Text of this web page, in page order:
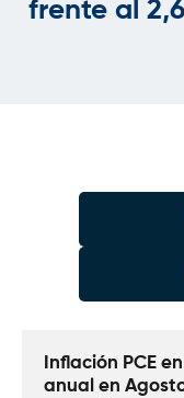
frente al
Inflación PCE
anual en